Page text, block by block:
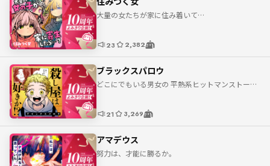
大量の女たちが家に住み着いて…
23 2,382
ブラックスパロウ
どこにでもいる男女の 平熱系ヒットマンストーリ
21 3,269
アマデウス
努力は、才能に勝るか。